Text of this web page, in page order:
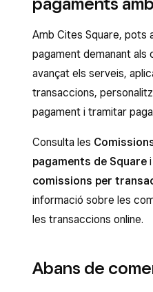
Amb Cites Square, pots
pagament demanant als
avançat els serveis,
transaccions,
pagament i tramitar
Consulta les
pagaments de Square i
comissions per
informació sobre les
les transaccions online.
Abans de